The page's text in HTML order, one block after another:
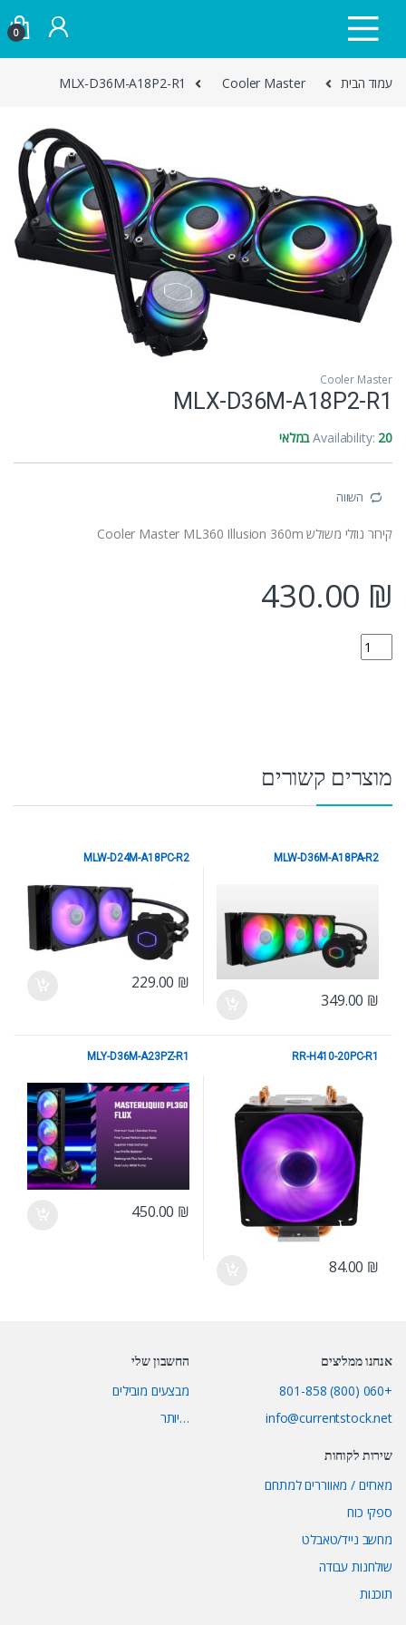
0
עמוד הבית Cooler Master
MLX-D36M-A18P2-R1
Cooler Master
MLX-D36M-A18P2-R1
Availability: 20 במלאי
השווה
קירור נוזלי משולש Cooler Master ML360 Illusion 360m
430.00 ₪
MLX-D36M-A18P2-R1 quantity
מוצרים קשורים
MLW-D36M-A18PA-R2
349.00 ₪
Cooler Master
MLW-D24M-A18PC-R2
229.00 ₪
Cooler Master
RR-H410-20PC-R1
84.00 ₪
Cooler Master
MLY-D36M-A23PZ-R1
450.00 ₪
אנחנו ממליצים
+060 (800) 801-858
info@currentstock.net
החשבון שלי
מבצעים מובילים
…יותר
שירות לקוחות
מארזים / מאווררים למתחם
ספקי כוח
מחשב נייד/טאבלט
שולחנות עבודה
תוכנות